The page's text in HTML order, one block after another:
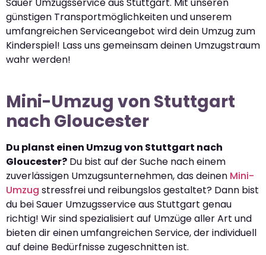
günstigen Transportmöglichkeiten und unserem
umfangreichen Serviceangebot wird dein Umzug zum
Kinderspiel! Lass uns gemeinsam deinen Umzugstraum
wahr werden!
Mini-Umzug von Stuttgart
nach Gloucester
Du planst einen Umzug von Stuttgart nach
Gloucester? Du bist auf der Suche nach einem
zuverlässigen Umzugsunternehmen, das deinen Mini-
Umzug stressfrei und reibungslos gestaltet? Dann bist
du bei Sauer Umzugsservice aus Stuttgart genau
richtig! Wir sind spezialisiert auf Umzüge aller Art und
bieten dir einen umfangreichen Service, der individuell
auf deine Bedürfnisse zugeschnitten ist.